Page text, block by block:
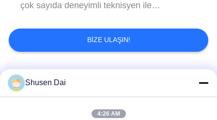
çok sayıda deneyimli teknisyen ile
SGS ve RoHS sertifikalarını
geçti.ISO9001/2008 ve ISO
14001:2004Standart, üretim süreci ve bitmiş
BIZE ULAŞIN!
Popüler Kategoriler
Plastik Kanca Ve
Shusen Dai
4:26 AM